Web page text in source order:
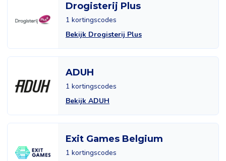
Drogisterij Plus
1 kortingscodes
Bekijk Drogisterij Plus
ADUH
1 kortingscodes
Bekijk ADUH
Exit Games Belgium
1 kortingscodes